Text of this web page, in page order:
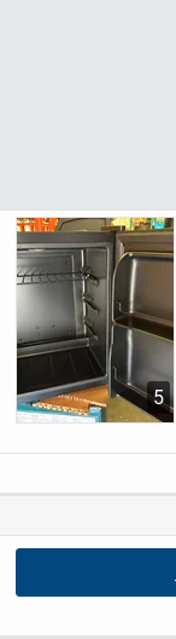
5